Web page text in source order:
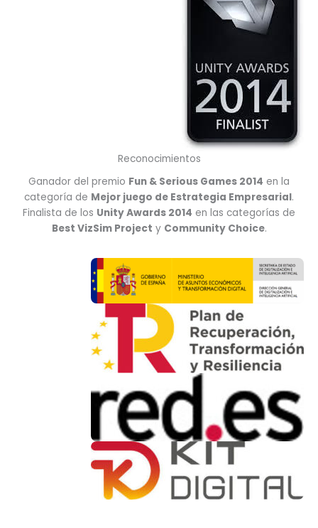
Reconocimientos
Ganador del premio Fun & Serious Games 2014 en la
categoría de Mejor juego de Estrategia Empresarial.
Finalista de los Unity Awards 2014 en las categorías de
Best VizSim Project y Community Choice.